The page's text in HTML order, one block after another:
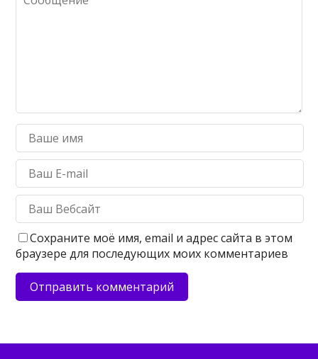
Сохраните моё имя, email и адрес сайта в этом
браузере для последующих моих комментариев